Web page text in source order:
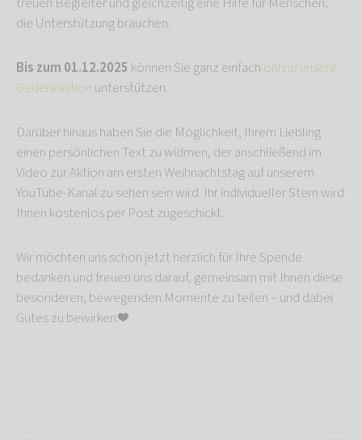
die Unterstützung brauchen.
Bis zum 01.12.2025 können Sie ganz einfach online unsere
Gedenkaktion unterstützen.
Darüber hinaus haben Sie die Möglichkeit, Ihrem Liebling
einen persönlichen Text zu widmen, der anschließend im
Video zur Aktion am ersten Weihnachtstag auf unserem
YouTube-Kanal zu sehen sein wird. Ihr individueller Stern wird
Ihnen kostenlos per Post zugeschickt.
Wir möchten uns schon jetzt herzlich für Ihre Spende
bedanken und freuen uns darauf, gemeinsam mit Ihnen diese
besonderen, bewegenden Momente zu teilen – und dabei
Gutes zu bewirken.❤️